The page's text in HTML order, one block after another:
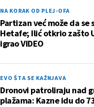
NA KORAK OD PLEJ-OFA
Partizan već može da se
Hetafe; Ilić otkrio zašto
igrao VIDEO
EVO ŠTA SE KAŽNJAVA
Dronovi patroliraju nad
plažama: Kazne idu do